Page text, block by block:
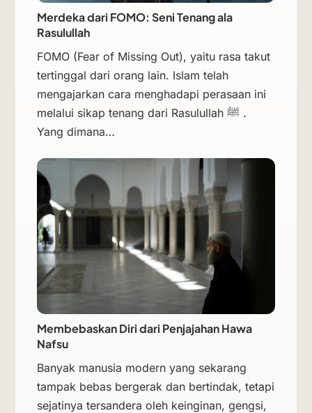
Merdeka dari FOMO: Seni Tenang ala
Rasulullah
FOMO (Fear of Missing Out), yaitu rasa takut
tertinggal dari orang lain. Islam telah
mengajarkan cara menghadapi perasaan ini
melalui sikap tenang dari Rasulullah ﷺ .
Yang dimana…
Membebaskan Diri dari Penjajahan Hawa
Nafsu
Banyak manusia modern yang sekarang
tampak bebas bergerak dan bertindak, tetapi
sejatinya tersandera oleh keinginan, gengsi,